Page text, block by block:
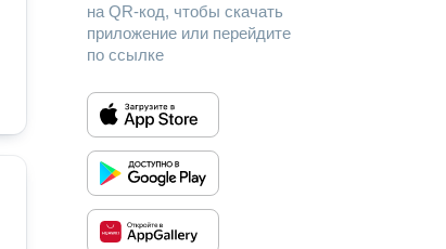
на QR-код, чтобы скачать
приложение или перейдите
по ссылке